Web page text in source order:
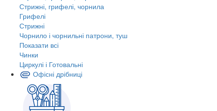
Стрижні, грифелі, чорнила
Грифелі
Стрижні
Чорнило і чорнильні патрони, туш
Показати всі
Чинки
Циркулі і Готовальні
Офісні дрібниці